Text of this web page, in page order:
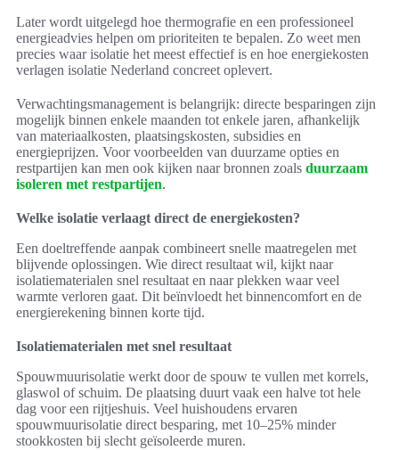
Later wordt uitgelegd hoe thermografie en een professioneel
energieadvies helpen om prioriteiten te bepalen. Zo weet men
precies waar isolatie het meest effectief is en hoe energiekosten
verlagen isolatie Nederland concreet oplevert.
Verwachtingsmanagement is belangrijk: directe besparingen zijn
mogelijk binnen enkele maanden tot enkele jaren, afhankelijk
van materiaalkosten, plaatsingskosten, subsidies en
energieprijzen. Voor voorbeelden van duurzame opties en
restpartijen kan men ook kijken naar bronnen zoals duurzaam
isoleren met restpartijen.
Welke isolatie verlaagt direct de energiekosten?
Een doeltreffende aanpak combineert snelle maatregelen met
blijvende oplossingen. Wie direct resultaat wil, kijkt naar
isolatiematerialen snel resultaat en naar plekken waar veel
warmte verloren gaat. Dit beïnvloedt het binnencomfort en de
energierekening binnen korte tijd.
Isolatiematerialen met snel resultaat
Spouwmuurisolatie werkt door de spouw te vullen met korrels,
glaswol of schuim. De plaatsing duurt vaak een halve tot hele
dag voor een rijtjeshuis. Veel huishoudens ervaren
spouwmuurisolatie direct besparing, met 10–25% minder
stookkosten bij slecht geïsoleerde muren.